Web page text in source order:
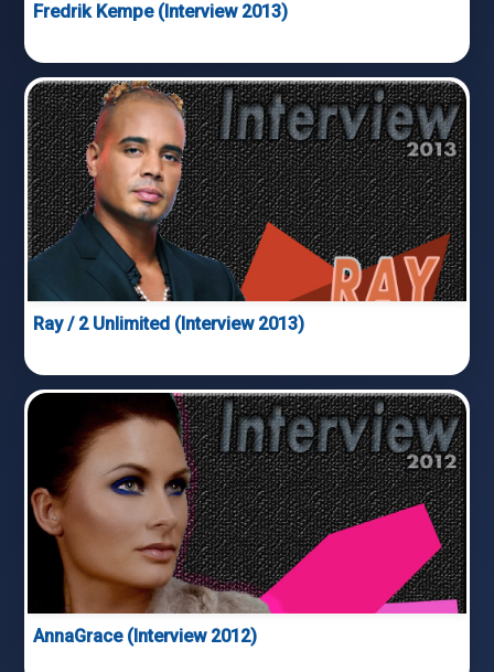
Fredrik Kempe (Interview 2013)
Ray / 2 Unlimited (Interview 2013)
AnnaGrace (Interview 2012)